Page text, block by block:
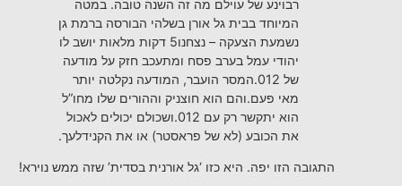
רבוינע של עוילם מה זה השנה טובה. במטה
המיוחד בבית גל אורן בשלהי הבורסה ברמת גן
נשמעת הצעקה – נצחנו5 דקות מלאות יושב לו
יהודי עמל בערב פסח ומתעכב חזק על מודעה
של 012.המסר הועבר, המודעה נקלטה יותר
מאי פעם.והם הוא חוצניק וההורים שלו מחו”ל
הוא יתקשר רק עם 012.ושכולם יכולים לאכול
את הכובע (לא של פראסטר) או את הקנידלעך.
התגובה הזו יפה. היא כזו ‘גל אורנית בסדית’ שזה ממש נוירא!